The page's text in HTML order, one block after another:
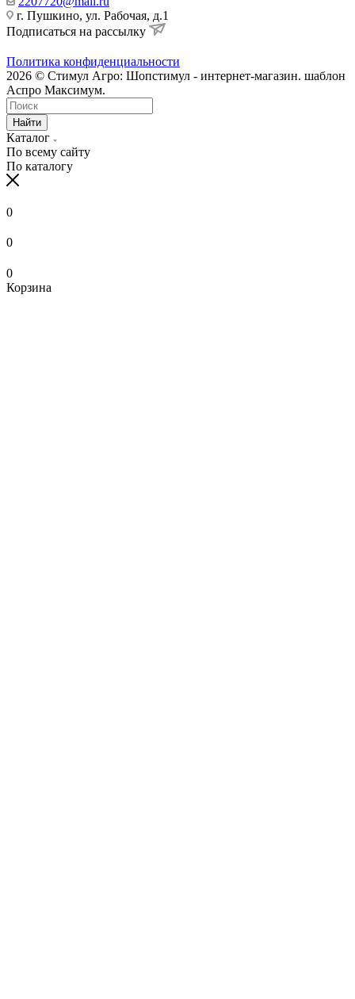
г. Пушкино, ул. Рабочая, д.1
Подписаться на рассылку
Политика конфиденциальности
2026 © Стимул Агро: Шопстимул - интернет-магазин. шаблон
Аспро Максимум.
Найти
Каталог
По всему сайту
По каталогу
0
0
0
Корзина